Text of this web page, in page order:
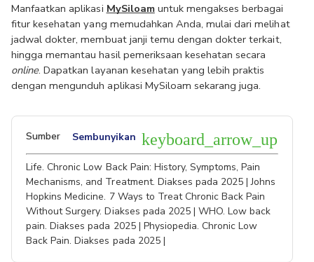
Manfaatkan aplikasi MySiloam untuk mengakses berbagai
fitur kesehatan yang memudahkan Anda, mulai dari melihat
jadwal dokter, membuat janji temu dengan dokter terkait,
online. Dapatkan layanan kesehatan yang lebih praktis
dengan mengunduh aplikasi MySiloam sekarang juga.
Sumber Sembunyikan keyboard_arrow_up
Life. Chronic Low Back Pain: History, Symptoms, Pain
Mechanisms, and Treatment. Diakses pada 2025 | Johns
Hopkins Medicine. 7 Ways to Treat Chronic Back Pain
Without Surgery. Diakses pada 2025 | WHO. Low back
pain. Diakses pada 2025 | Physiopedia. Chronic Low
Back Pain. Diakses pada 2025 |